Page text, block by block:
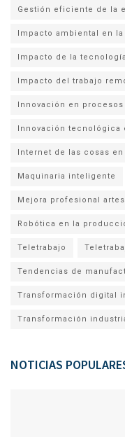
Gestión eficiente de la
Impacto ambiental en
Impacto de la
Impacto del trabajo
Innovación en
Innovación tecnológica
Internet de las cosas
Maquinaria inteligente
Mejora profesional
Robótica en la
Teletrabajo
Tendencias de
Transformación digital
Transformación
NOTICIAS